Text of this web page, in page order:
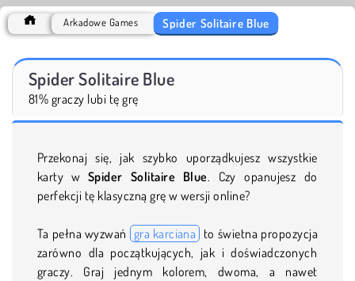
Arkadowe Games Spider Solitaire Blue
Spider Solitaire Blue
81% graczy lubi tę grę
Przekonaj się, jak szybko uporządkujesz wszystkie
karty w Spider Solitaire Blue. Czy opanujesz do
perfekcji tę klasyczną grę w wersji online?
Ta pełna wyzwań gra karciana to świetna propozycja
zarówno dla początkujących, jak i doświadczonych
graczy. Graj jednym kolorem, dwoma, a nawet